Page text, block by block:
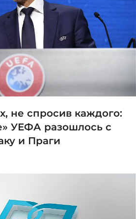
не спросив каждого:
УЕФА разошлось с
и Праги